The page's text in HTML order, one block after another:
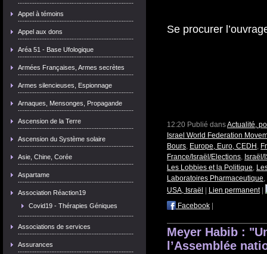
Appel à témoins
Appel aux dons
Aréa 51 - Base Ufologique
Armées Françaises, Armes secrètes
Armes silencieuses, Espionnage
Arnaques, Mensonges, Propagande
Ascension de la Terre
Ascension du Système solaire
Asie, Chine, Corée
Aspartame
Association Réaction19
Covid19 - Thérapies Géniques
Associations de services
Assurances
Se procurer
12:20 Publié dansActualité,
Israel World Federation
Bours, Europe, Euro, CEDH ,
France/Israël/Elections, Israël/
Les Lobbies et la Politique,
Laboratoires Pharmaceutique,
USA, Israël
Lien permanent|
Facebook
Meyer Habib :
l’Assemblée